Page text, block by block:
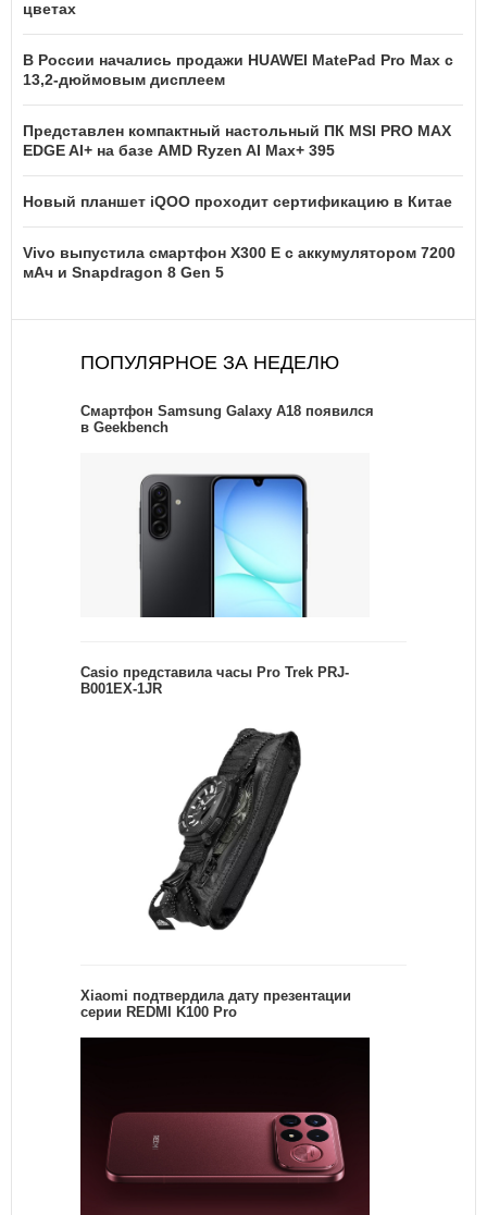
цветах
В России начались продажи HUAWEI MatePad Pro Max с
13,2-дюймовым дисплеем
Представлен компактный настольный ПК MSI PRO MAX
EDGE AI+ на базе AMD Ryzen AI Max+ 395
Новый планшет iQOO проходит сертификацию в Китае
Vivo выпустила смартфон X300 E с аккумулятором 7200
мАч и Snapdragon 8 Gen 5
ПОПУЛЯРНОЕ ЗА НЕДЕЛЮ
Смартфон Samsung Galaxy A18 появился
в Geekbench
Casio представила часы Pro Trek PRJ-
B001EX-1JR
Xiaomi подтвердила дату презентации
серии REDMI K100 Pro